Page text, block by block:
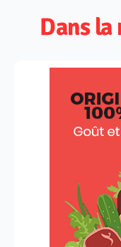
Dans